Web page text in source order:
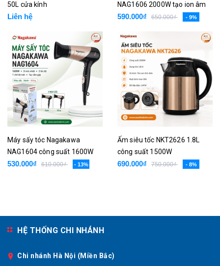
50L cửa kính
Liên hệ
NAG1606 2000W tạo ion âm
590.000₫ 650.000₫ - 9%
Máy sấy tóc Nagakawa
NAG1604 công suất 1600W
530.000₫ 610.000₫ - 13%
Ấm siêu tốc NKT2626 1.8L
công suất 1500W
690.000₫ 750.000₫ - 8%
HỆ THỐNG CHI NHÁNH
Chi nhánh Hà Nội (Miền Bắc)